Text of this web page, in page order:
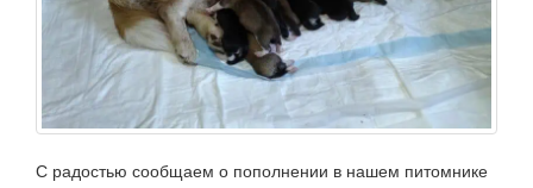
С радостью сообщаем о пополнении в нашем питомнике